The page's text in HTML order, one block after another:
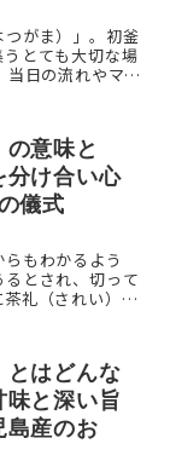
がま）」。初釜
とても大切な場
当日の流れやマナ
意味と
分け合い心
儀式
もわかるよう
とされ、切って
礼（されい）と
とはどんな
味と深い旨
島産のお